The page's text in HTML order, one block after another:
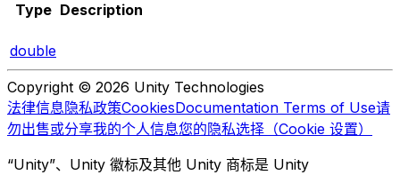
Type Description
double
Copyright © 2026 Unity Technologies
法律信息隐私政策CookiesDocumentation Terms of Use请
勿出售或分享我的个人信息您的隐私选择（Cookie 设置）
“Unity”、Unity 徽标及其他 Unity 商标是 Unity